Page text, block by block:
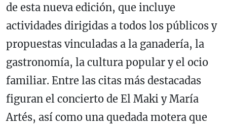
de esta nueva edición, que incluye
actividades dirigidas a todos los públicos y
propuestas vinculadas a la ganadería, la
gastronomía, la cultura popular y el ocio
familiar. Entre las citas más destacadas
figuran el concierto de El Maki y María
Artés, así como una quedada motera que